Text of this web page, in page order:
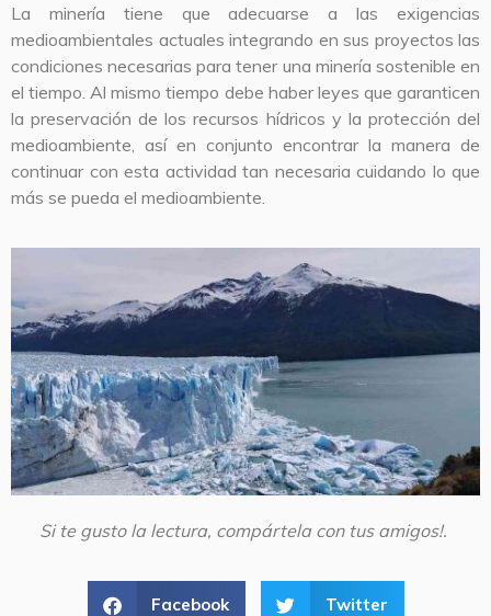
La minería tiene que adecuarse a las exigencias
medioambientales actuales integrando en sus proyectos las
condiciones necesarias para tener una minería sostenible en
el tiempo. Al mismo tiempo debe haber leyes que garanticen
la preservación de los recursos hídricos y la protección del
medioambiente, así en conjunto encontrar la manera de
continuar con esta actividad tan necesaria cuidando lo que
más se pueda el medioambiente.
Si te gusto la lectura, compártela con tus amigos!.
Facebook Twitter